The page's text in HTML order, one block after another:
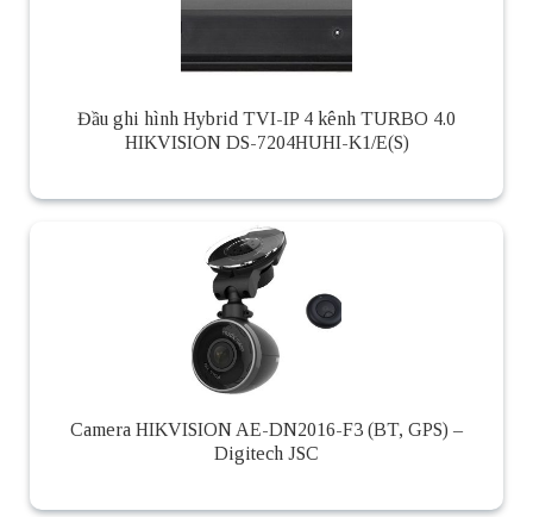
Đầu ghi hình Hybrid TVI-IP 4 kênh TURBO 4.0
HIKVISION DS-7204HUHI-K1/E(S)
Camera HIKVISION AE-DN2016-F3 (BT, GPS) –
Digitech JSC